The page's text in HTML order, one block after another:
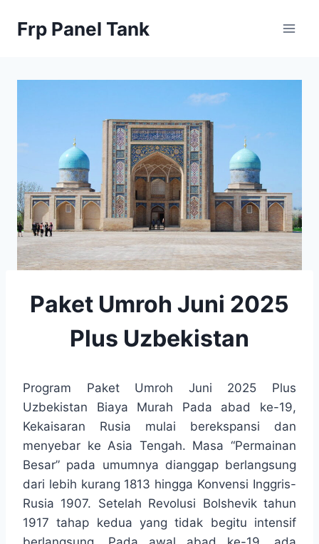
Frp Panel Tank
Paket Umroh Juni 2025
Plus Uzbekistan
Program Paket Umroh Juni 2025 Plus
Uzbekistan Biaya Murah Pada abad ke-19,
Kekaisaran Rusia mulai berekspansi dan
menyebar ke Asia Tengah. Masa “Permainan
Besar” pada umumnya dianggap berlangsung
dari lebih kurang 1813 hingga Konvensi Inggris-
Rusia 1907. Setelah Revolusi Bolshevik tahun
1917 tahap kedua yang tidak begitu intensif